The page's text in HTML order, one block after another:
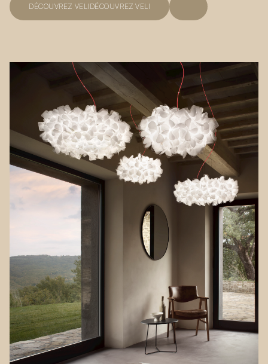
DÉCOUVREZ VELIDÉCOUVREZ VELI